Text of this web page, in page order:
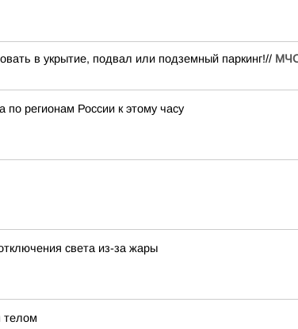
в укрытие, подвал или подземный паркинг!// МЧС
регионам России к этому часу
света из-за жары
телом